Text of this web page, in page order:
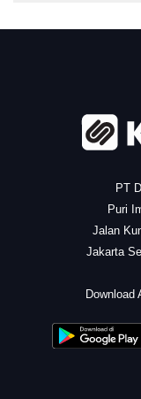
PT
Puri
Jalan
Jakarta
Download